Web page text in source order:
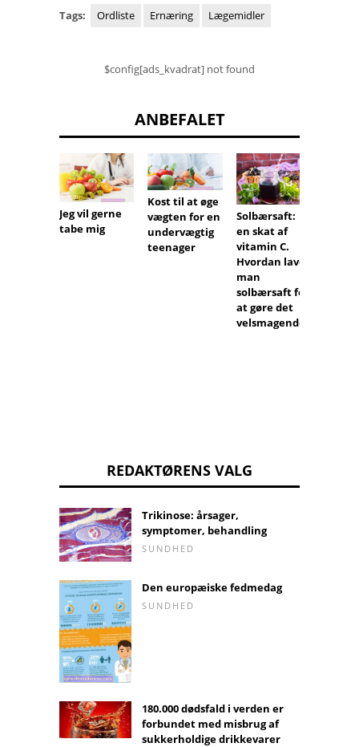
Tags: Ordliste Ernæring Lægemidler
$config[ads_kvadrat] not found
ANBEFALET
Jeg vil gerne
tabe mig
Kost til at øge
vægten for en
undervægtig
teenager
Solbærsaft:
en skat af
vitamin C.
Hvordan laver
man
solbærsaft for
at gøre det
velsmagende?
REDAKTØRENS VALG
Trikinose: årsager,
symptomer, behandling
SUNDHED
Den europæiske fedmedag
SUNDHED
180.000 dødsfald i verden er
forbundet med misbrug af
sukkerholdige drikkevarer